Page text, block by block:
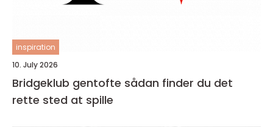
inspiration
10. July 2026
Bridgeklub gentofte sådan finder du det
rette sted at spille